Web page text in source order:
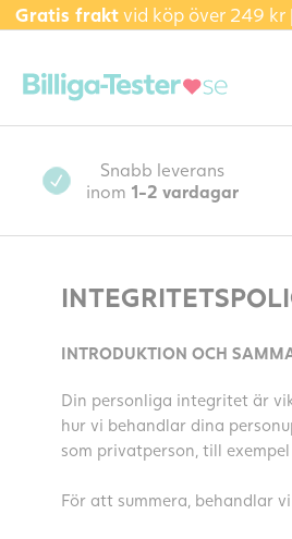
Gratis fraktvid köp över 249 kr
Snabb leverans
inom 1-2 vardagar
INTRODUKTION OCH
Din personliga integritet är
hur vi behandlar dina
som privatperson, till
För att summera, behandlar